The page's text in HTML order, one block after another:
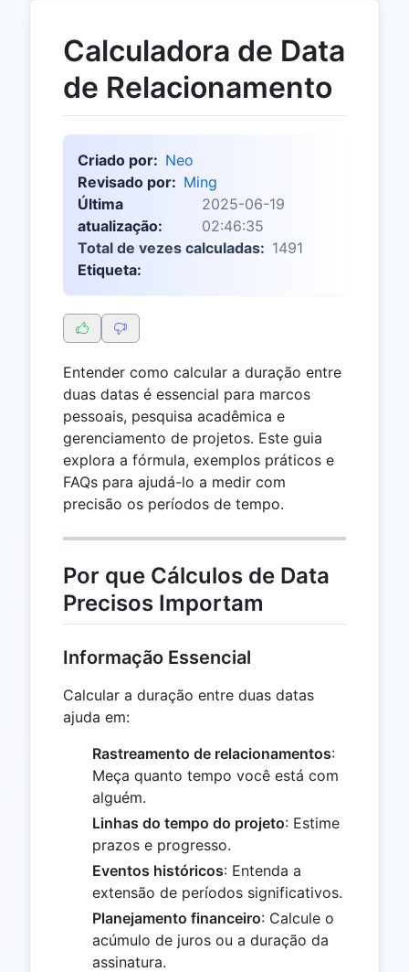
Calculadora de Data
de Relacionamento
Criado por: Neo
Revisado por: Ming
Última
atualização:
2025-06-19
02:46:35
Total de vezes calculadas: 1491
Etiqueta:
Entender como calcular a duração entre
duas datas é essencial para marcos
pessoais, pesquisa acadêmica e
gerenciamento de projetos. Este guia
explora a fórmula, exemplos práticos e
FAQs para ajudá-lo a medir com
precisão os períodos de tempo.
Por que Cálculos de Data
Precisos Importam
Informação Essencial
Calcular a duração entre duas datas
ajuda em:
Rastreamento de relacionamentos:
Meça quanto tempo você está com
alguém.
Linhas do tempo do projeto: Estime
prazos e progresso.
Eventos históricos: Entenda a
extensão de períodos significativos.
Planejamento financeiro: Calcule o
acúmulo de juros ou a duração da
assinatura.